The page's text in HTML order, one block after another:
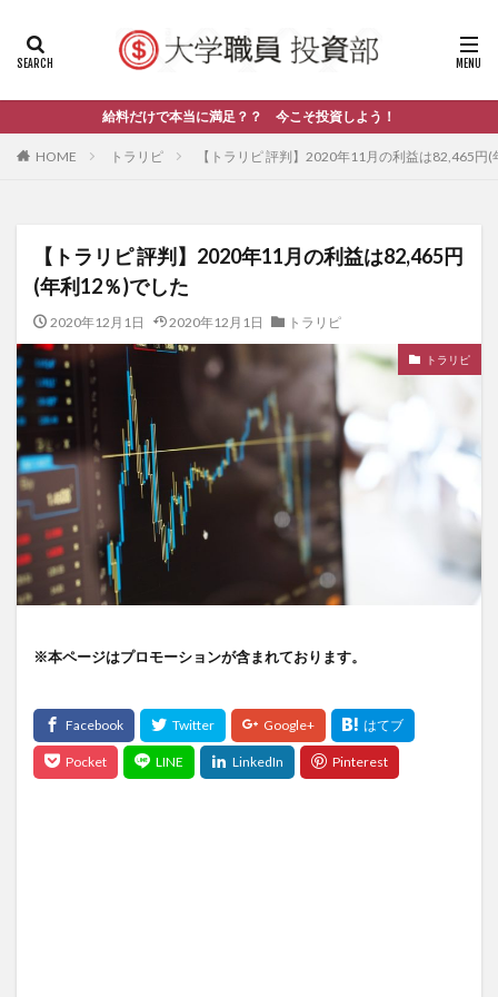
給料だけで本当に満足？？ 今こそ投資しよう！
HOME トラリピ 【トラリピ 評判】2020年11月の利益は82,465円
【トラリピ 評判】2020年11月の利益は82,465円
(年利12％)でした
2020年12月1日 2020年12月1日 トラリピ
トラリピ
※本ページはプロモーションが含まれております。